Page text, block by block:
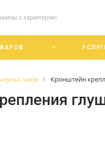
нашими
принимаете условия его
с характером!
газов Кронштейн